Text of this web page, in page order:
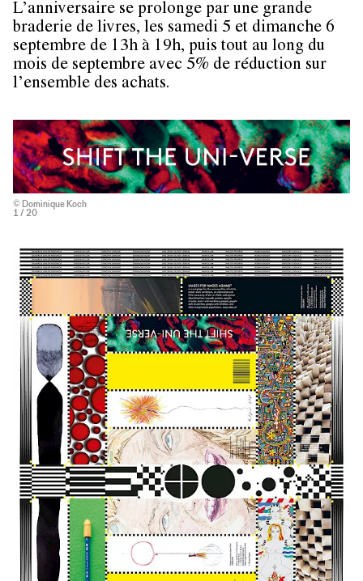
L’anniversaire se prolonge par une grande
braderie de livres, les samedi 5 et dimanche 6
septembre de 13h à 19h, puis tout au long du
mois de septembre avec 5% de réduction sur
l’ensemble des achats.
© Dominique Koch
1 / 20